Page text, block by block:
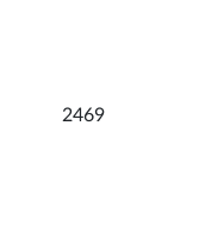
2469